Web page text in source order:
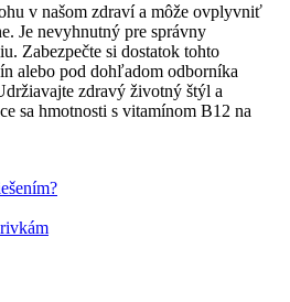
v našom zdraví a môže ovplyvniť
Je nevyhnutný pre správny
Zabezpečte si dostatok tohto
alebo pod dohľadom odborníka
zdravý životný štýl a
sa hmotnosti s vitamínom B12 na